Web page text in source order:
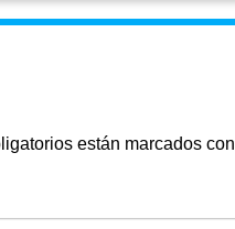
están marcados con